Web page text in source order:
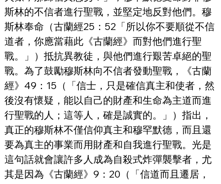
斯林的不信者進行聖戰，並堅定地反對他們。穆
斯林奉命（古蘭經25：52「所以你不要順從不信
道者，你應當藉此《古蘭經》而對他們進行聖
戰。」）抵抗異教徒，與他們進行艱苦卓絕的聖
戰。為了鼓勵穆斯林向不信者發動聖戰，《古蘭
經》49：15（「信士，只是確信真主和使者，然
後沒有懷疑，能以自己的財產和生命為主道而進
行聖戰的人；這等人，確是誠實的。」）指出，
真正的穆斯林不僅信仰真主和穆罕默德，而且還
要為真主的事業而用財產和自我進行聖戰。光是
這句話就會讓許多人成為自殺式炸彈襲擊者，尤
其是因為《古蘭經》9：20（「信道而且遷居，